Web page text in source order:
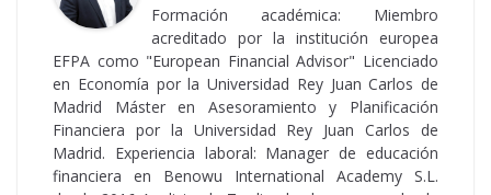
Formación académica: Miembro
acreditado por la institución europea
EFPA como "European Financial Advisor" Licenciado
en Economía por la Universidad Rey Juan Carlos de
Madrid Máster en Asesoramiento y Planificación
Financiera por la Universidad Rey Juan Carlos de
Madrid. Experiencia laboral: Manager de educación
financiera en Benowu International Academy S.L.